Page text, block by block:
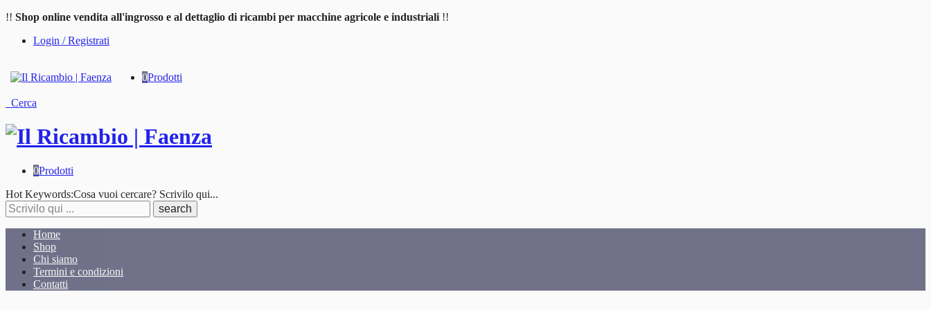
!! Shop online vendita all'ingrosso e al dettaglio di ricambi per macchine agricole e industriali !!
Login / Registrati
0Prodotti
Cerca
0Prodotti
Cosa
stai
cercando?
Hot Keywords:Cosa vuoi cercare? Scrivilo qui...
Home
Shop
Chi siamo
Termini e condizioni
Contatti